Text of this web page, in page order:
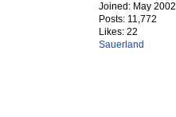
Joined: May 2002
Posts: 11,772
Likes: 22
Sauerland